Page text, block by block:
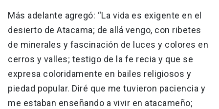
Más adelante agregó: “La vida es exigente en el
desierto de Atacama; de allá vengo, con ribetes
de minerales y fascinación de luces y colores en
cerros y valles; testigo de la fe recia y que se
expresa coloridamente en bailes religiosos y
piedad popular. Diré que me tuvieron paciencia y
me estaban enseñando a vivir en atacameño;